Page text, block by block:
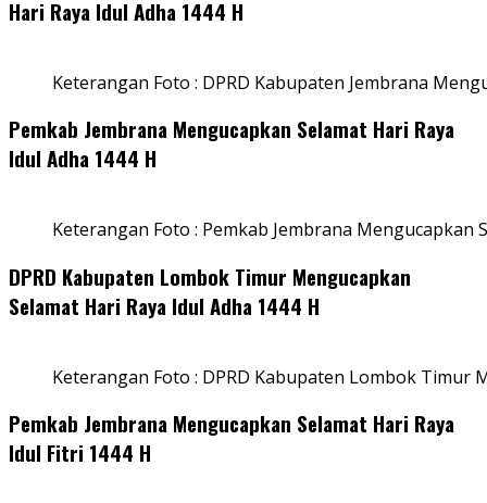
Hari Raya Idul Adha 1444 H
Keterangan Foto : DPRD Kabupaten Jembrana
Pemkab Jembrana Mengucapkan Selamat Hari Raya
Idul Adha 1444 H
Keterangan Foto : Pemkab Jembrana Mengucapkan
DPRD Kabupaten Lombok Timur Mengucapkan
Selamat Hari Raya Idul Adha 1444 H
Keterangan Foto : DPRD Kabupaten Lombok Timur
Pemkab Jembrana Mengucapkan Selamat Hari Raya
Idul Fitri 1444 H